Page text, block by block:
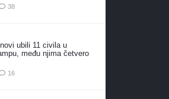
38komentara
ubili 11 civila u
među njima četvero
16komentara